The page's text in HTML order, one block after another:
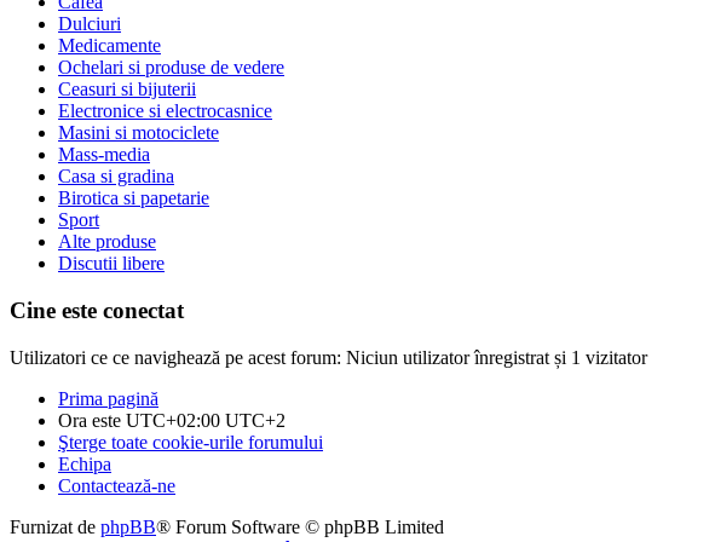
Dulciuri
Medicamente
Ochelari si produse de vedere
Ceasuri si bijuterii
Electronice si electrocasnice
Masini si motociclete
Mass-media
Casa si gradina
Birotica si papetarie
Sport
Alte produse
Discutii libere
Cine este conectat
Utilizatori ce ce navighează pe acest forum: Niciun utilizator înregistrat și 1 vizitator
Prima pagină
Ora este UTC+02:00 UTC+2
Şterge toate cookie-urile forumului
Echipa
Contactează-ne
Furnizat de phpBB® Forum Software © phpBB Limited